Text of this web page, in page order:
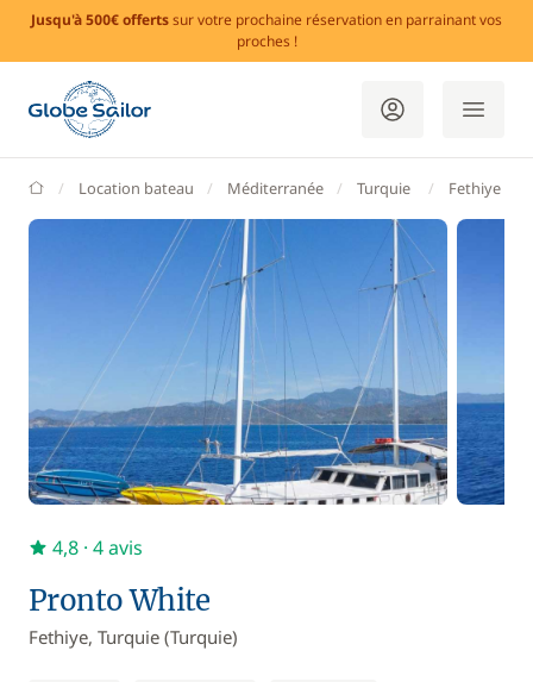
Jusqu'à 500€ offertssur votre prochaine réservation en parrainant vos
proches !
GlobeSailor
Location bateau Méditerranée Turquie Fethiye
Pronto White
Fethiye, Turquie (Turquie)
4,8 · 4 avis